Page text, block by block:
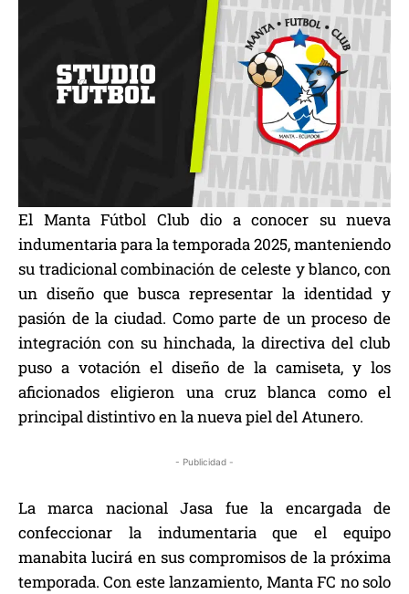
El Manta Fútbol Club dio a conocer su nueva
indumentaria para la temporada 2025, manteniendo
su tradicional combinación de celeste y blanco, con
un diseño que busca representar la identidad y
pasión de la ciudad. Como parte de un proceso de
integración con su hinchada, la directiva del club
puso a votación el diseño de la camiseta, y los
aficionados eligieron una cruz blanca como el
principal distintivo en la nueva piel del Atunero.
- Publicidad -
La marca nacional Jasa fue la encargada de
confeccionar la indumentaria que el equipo
manabita lucirá en sus compromisos de la próxima
temporada. Con este lanzamiento, Manta FC no solo